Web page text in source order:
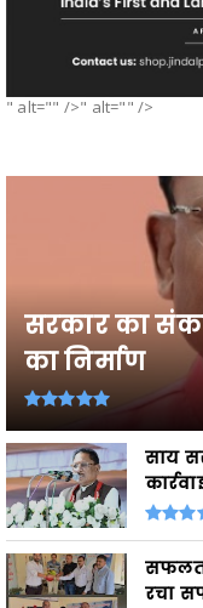
" alt="" />" alt="" />
सरकार का
का निर्माण
साय
रचा